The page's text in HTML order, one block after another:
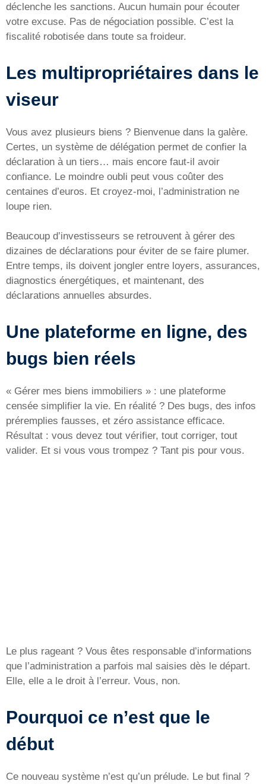
déclenche les sanctions. Aucun humain pour écouter
votre excuse. Pas de négociation possible. C’est la
fiscalité robotisée dans toute sa froideur.
Les multipropriétaires dans le
viseur
Vous avez plusieurs biens ? Bienvenue dans la galère.
Certes, un système de délégation permet de confier la
déclaration à un tiers… mais encore faut-il avoir
confiance. Le moindre oubli peut vous coûter des
centaines d’euros. Et croyez-moi, l’administration ne
loupe rien.
Beaucoup d’investisseurs se retrouvent à gérer des
dizaines de déclarations pour éviter de se faire plumer.
Entre temps, ils doivent jongler entre loyers, assurances,
diagnostics énergétiques, et maintenant, des
déclarations annuelles absurdes.
Une plateforme en ligne, des
bugs bien réels
« Gérer mes biens immobiliers » : une plateforme
censée simplifier la vie. En réalité ? Des bugs, des infos
préremplies fausses, et zéro assistance efficace.
Résultat : vous devez tout vérifier, tout corriger, tout
valider. Et si vous vous trompez ? Tant pis pour vous.
Le plus rageant ? Vous êtes responsable d’informations
que l’administration a parfois mal saisies dès le départ.
Elle, elle a le droit à l’erreur. Vous, non.
Pourquoi ce n’est que le
début
Ce nouveau système n’est qu’un prélude. Le but final ?